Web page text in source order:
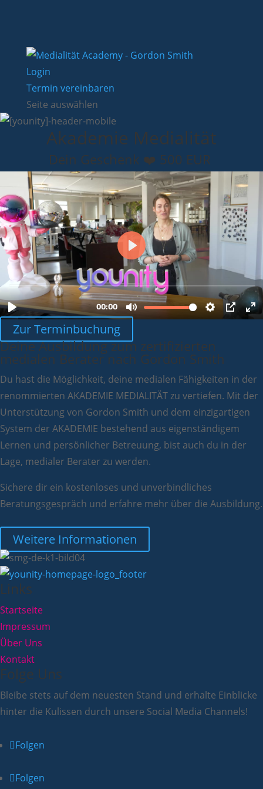
Login
Termin vereinbaren
Seite auswählen
Akademie Medialität
Dein Geschenk ❤️ 500 EUR
Zur Terminbuchung
Deine Ausbildung zum zertifizierten
medialen Berater nach Gordon Smith
Du hast die Möglichkeit, deine medialen Fähigkeiten in der
renommierten AKADEMIE MEDIALITÄT zu vertiefen. Mit der
Unterstützung von Gordon Smith und dem einzigartigen
System der AKADEMIE bestehend aus eigenständigem
Lernen und persönlicher Betreuung, bist auch du in der
Lage, medialer Berater zu werden.
Sichere dir ein kostenloses und unverbindliches
Beratungsgespräch und erfahre mehr über die Ausbildung.
Weitere Informationen
Links
Startseite
Impressum
Über Uns
Kontakt
Folge Uns
Bleibe stets auf dem neuesten Stand und erhalte Einblicke
hinter die Kulissen durch unsere Social Media Channels!
Folgen
Folgen